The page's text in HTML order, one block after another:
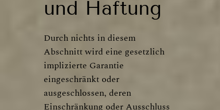
und Haftung
Durch nichts in diesem
Abschnitt wird eine gesetzlich
implizierte Garantie
eingeschränkt oder
ausgeschlossen, deren
Einschränkung oder Ausschluss